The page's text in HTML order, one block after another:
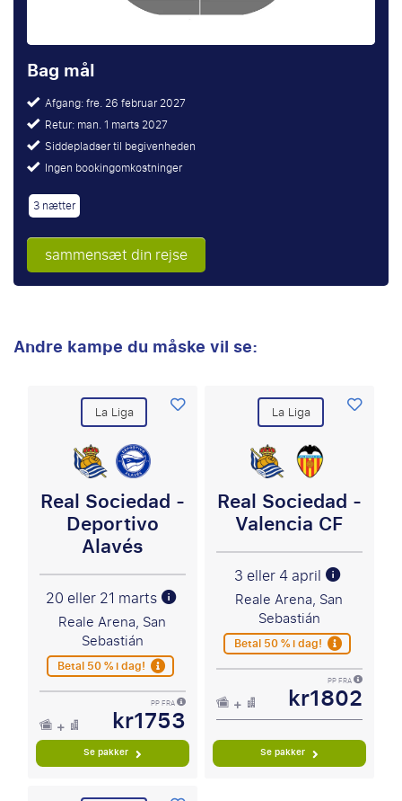
Bag mål
Afgang: fre. 26 februar 2027
Retur: man. 1 marts 2027
Siddepladser til begivenheden
Ingen bookingomkostninger
3 nætter
sammensæt din rejse
Andre kampe du måske vil se:
La Liga
Real Sociedad -
Deportivo
Alavés
20 eller 21 marts
Reale Arena, San
Sebastián
Betal 50 % i dag!
PP FRA
kr1753
Se pakker
La Liga
Real Sociedad -
Valencia CF
3 eller 4 april
Reale Arena, San
Sebastián
Betal 50 % i dag!
PP FRA
kr1802
Se pakker